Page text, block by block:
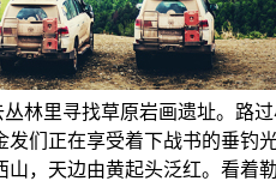
林里寻找草原岩画遗址。路
发们正在享受着下战书的垂
，天边由黄起头泛红。看